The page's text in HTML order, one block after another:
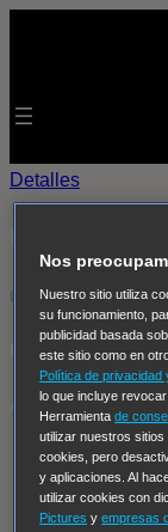
Detalles
OFF THE AIR
Próximas
AXN España
AXN España
AXN Now
AXN White
Nos
Nuestro sitio utiliza
su funcionamiento,
publicidad basada
este sitio como en
Política de privacidad
lo que incluye
Herramientade
utilizar nuestros
cookies, pero
y aplicaciones. Al
utilizar cookies con
Pictures yempresas